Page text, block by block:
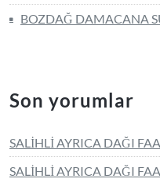
BOZDAĞ DAMACANA
Son yorumlar
SALİHLİ AYRICA DAĞI
SALİHLİ AYRICA DAĞI